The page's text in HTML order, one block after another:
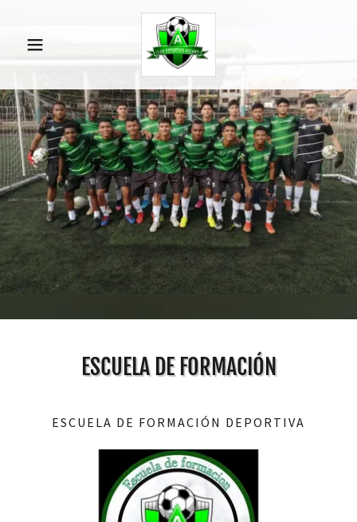
ESCUELA DE FORMACIÓN
ESCUELA DE FORMACIÓN DEPORTIVA